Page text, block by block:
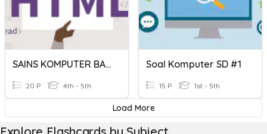
SAINS KOMPUTER BAB 3
20 P 4th - 5th
Soal Komputer SD #1
15 P 1st - 5th
Load More